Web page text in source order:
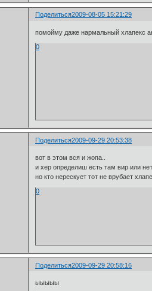
Поделиться2009-08-05 15:21:29
помойму даже нармальный хлапекс
0
Поделиться2009-09-29 20:53:38
вот в этом вся и жопа..
и хер определиш есть там вир или
но кто нерескует тот не врубает
0
Поделиться2009-09-29 20:58:16
ыыыыы